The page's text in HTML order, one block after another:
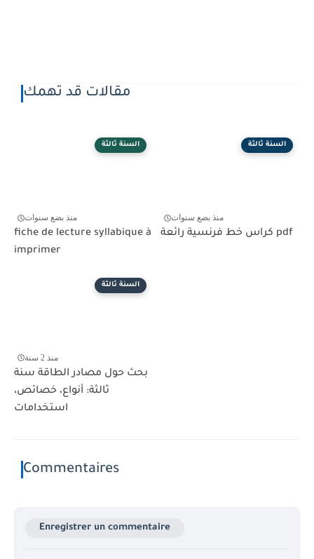
مقالات قد تهمك
السنة ثالثة
منذ بضع سنوات
fiche de lecture syllabique à
imprimer
السنة ثالثة
منذ بضع سنوات
كراس خط فرنسية رائعة pdf
السنة ثالثة
منذ 2 سنة
بحث حول مصادر الطاقة سنة
ثالثة: أنواع، خصائص،
استخدامات
Commentaires
Enregistrer un commentaire